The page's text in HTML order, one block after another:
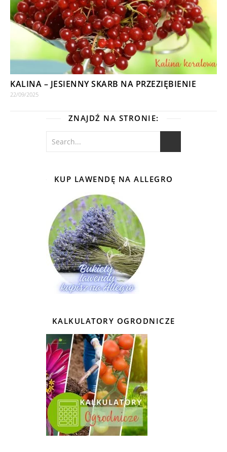
KALINA – JESIENNY SKARB NA PRZEZIĘBIENIE
22/09/2025
ZNAJDŹ NA STRONIE:
KUP LAWENDĘ NA ALLEGRO
KALKULATORY OGRODNICZE